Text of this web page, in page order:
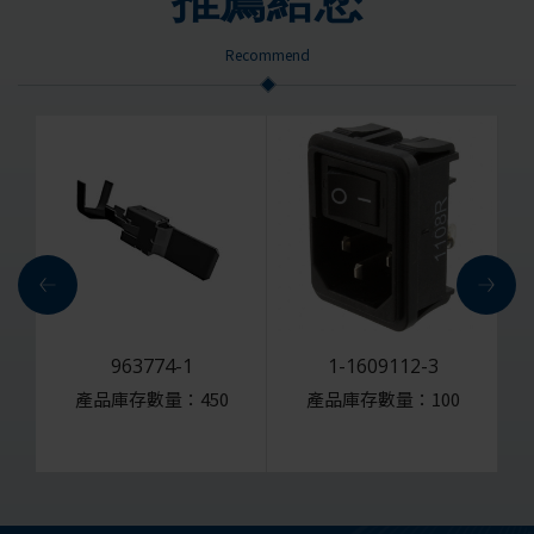
Recommend
963774-1
產品庫存數量：450
1-1609112-3
產品庫存數量：100